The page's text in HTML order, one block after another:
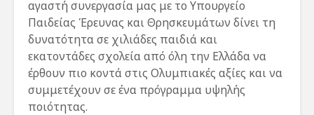
αγαστή συνεργασία μας με το Υπουργείο
Παιδείας Έρευνας και Θρησκευμάτων δίνει τη
δυνατότητα σε χιλιάδες παιδιά και
εκατοντάδες σχολεία από όλη την Ελλάδα να
έρθουν πιο κοντά στις Ολυμπιακές αξίες και να
συμμετέχουν σε ένα πρόγραμμα υψηλής
ποιότητας.